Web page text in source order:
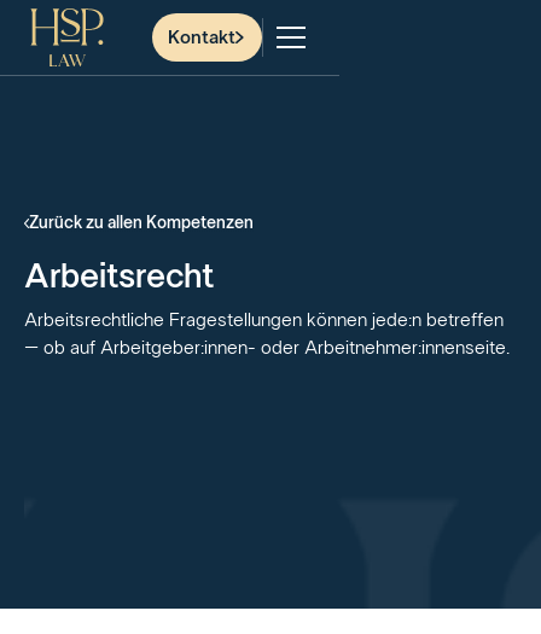
Kontakt
Zurück zu allen Kompetenzen
Arbeitsrecht
Arbeitsrechtliche Fragestellungen können jede:n betreffen
– ob auf Arbeitgeber:innen- oder Arbeitnehmer:innenseite.